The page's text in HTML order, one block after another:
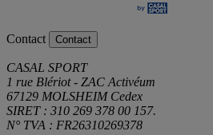
Contact Contact
CASAL SPORT
1 rue Blériot - ZAC Activéum
67129 MOLSHEIM Cedex
SIRET : 310 269 378 00 157.
N° TVA : FR26310269378